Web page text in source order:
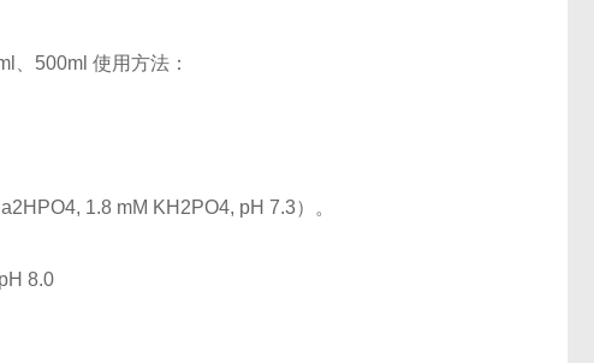
、500ml 使用方法：
1.8 mM KH2PO4, pH 7.3）。
8.0